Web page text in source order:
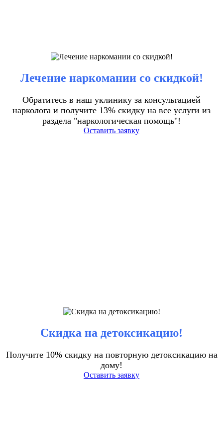
Лечение наркомании со скидкой!
Обратитесь в наш уклинику за консультацией
нарколога и получите 13% скидку на все услуги из
раздела "наркологическая помощь"!
Оставить заявку
Скидка на детоксикацию!
Получите 10% скидку на повторную детоксикацию на
дому!
Оставить заявку